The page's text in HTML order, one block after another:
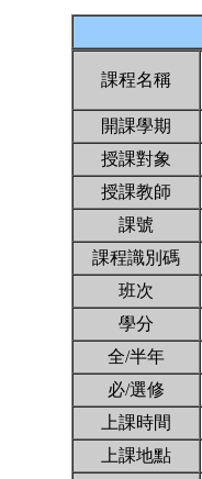
課程名稱
開課學期
授課對象
授課教師
課號
課程識別碼
班次
學分
全/半年
必/選修
上課時間
上課地點